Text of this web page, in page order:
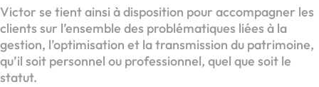
Victor se tient ainsi à disposition pour accompagner les
clients sur l’ensemble des problématiques liées à la
gestion, l’optimisation et la transmission du patrimoine,
qu’il soit personnel ou professionnel, quel que soit le
statut.